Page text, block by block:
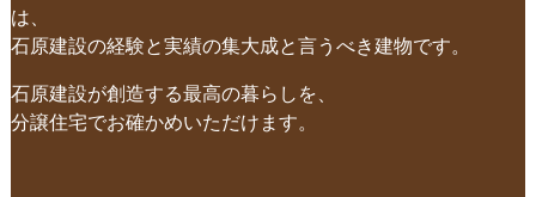
は、
石原建設の経験と実績の集大成と言うべき建物です。
石原建設が創造する最高の暮らしを、
分譲住宅でお確かめいただけます。